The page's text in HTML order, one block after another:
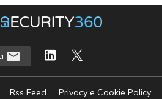
Rss Feed
Privacy e Cookie Policy